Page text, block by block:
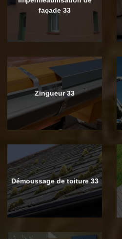
façade 33
Zingueur 33
Démoussage de toiture 33